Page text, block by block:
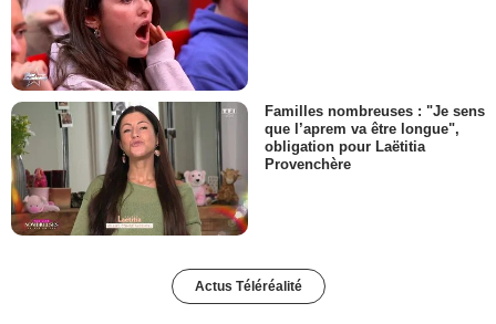
Familles nombreuses : "Je sens
que l’aprem va être longue",
obligation pour Laëtitia
Provenchère
Actus Téléréalité